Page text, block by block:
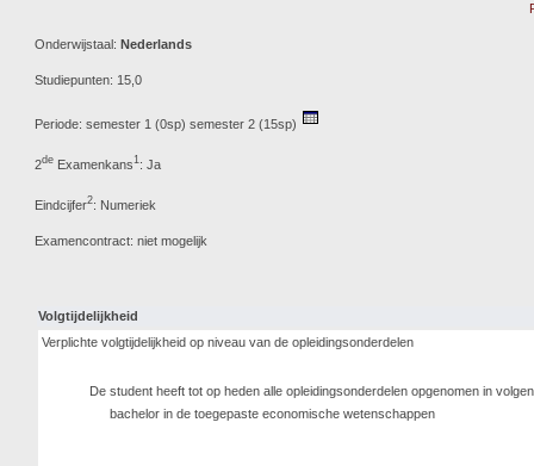
Onderwijstaal: Nederlands
Studiepunten: 15,0
Periode: semester 1 (0sp) semester 2 (15sp)
2de Examenkans1: Ja
Eindcijfer2: Numeriek
Examencontract: niet mogelijk
Volgtijdelijkheid
Verplichte volgtijdelijkheid op niveau van de opleidingsonderdelen
De student heeft tot op heden alle opleidingsonderdelen opgenomen in
bachelor in de toegepaste economische wetenschappen